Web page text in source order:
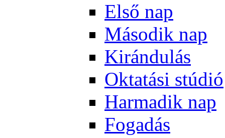
El­ső nap
Má­so­dik nap
Ki­rán­du­lás
Ok­ta­tá­si stú­dió
Har­ma­dik nap
Fo­ga­dás